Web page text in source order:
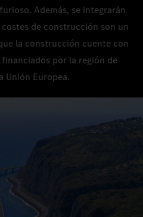
Además, se integrarán
de construcción son un
la construcción cuente con
por la región de
Unión Europea.